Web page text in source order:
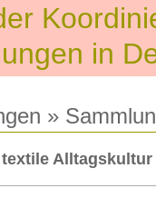
in
»
Alltagskultur